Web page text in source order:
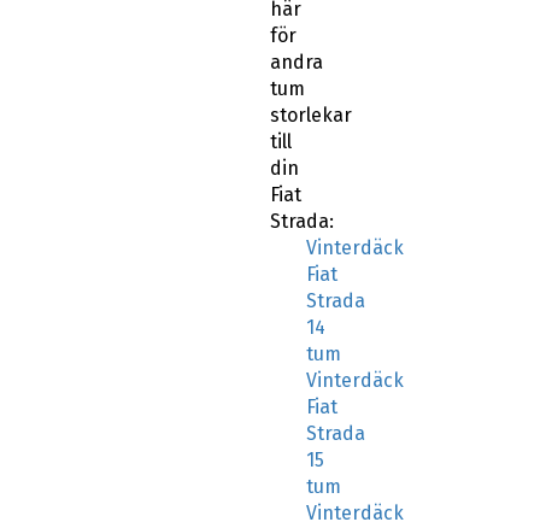
för
andra
tum
storlekar
till
din
Fiat
Strada:
Vinterdäck
Fiat
Strada
14
tum
Vinterdäck
Fiat
Strada
15
tum
Vinterdäck
Fiat